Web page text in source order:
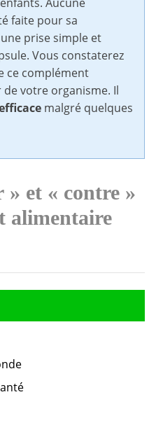
faite pour sa
prise simple et
Vous constaterez
ce complément
votre organisme. Il
malgré quelques
» et « contre »
alimentaire